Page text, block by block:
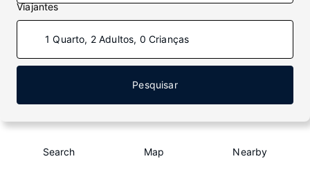
Viajantes
1 Quarto, 2 Adultos, 0 Crianças
Pesquisar
Search Map Nearby